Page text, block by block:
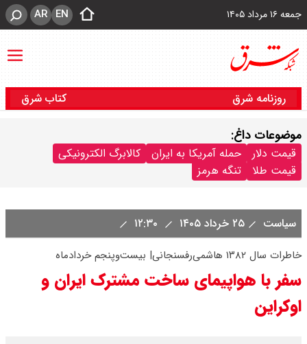
جمعه ۱۶ مرداد ۱۴۰۵ EN
AR
روزنامه شرق کتاب شرق
موضوعات داغ:
قیمت دلار حمله آمریکا به ایران
کالابرگ الکترونیکی
قیمت طلا
تنگه هرمز
سیاست ۲۵ خرداد ۱۴۰۵
خاطرات سال ۱۳۸۲ هاشمی‌رفسنجانی| بیست‌وپنجم خردادماه
سفر با هواپیمای ساخت مشترک ایران و
اوکراین